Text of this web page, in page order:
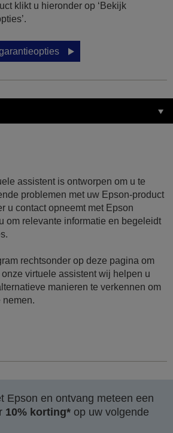
klikt u hieronder op ‘Bekijk
assistent is ontworpen om u te
problemen met uw Epson-product
u contact opneemt met Epson
om relevante informatie en begeleidt
rechtsonder op deze pagina om
virtuele assistent wij helpen u
manieren te verkennen om
nemen.
Epson en ontvang meteen een
10% korting* op uw volgende